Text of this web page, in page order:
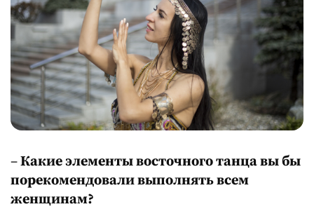
–Какие элементы восточного танца вы бы
порекомендовали выполнять всем
женщинам?